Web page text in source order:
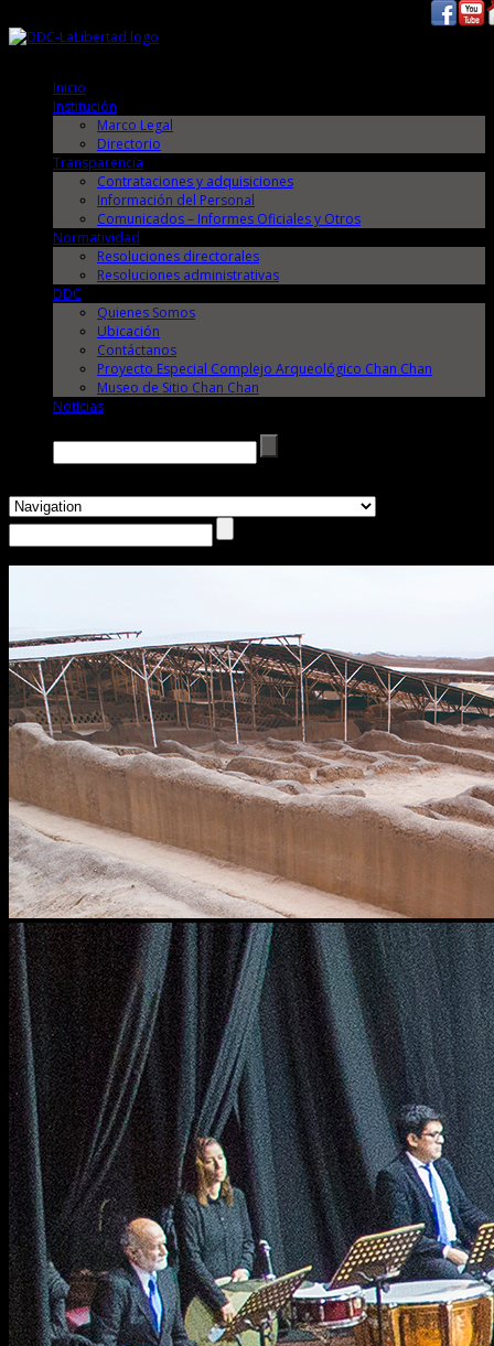
Inicio
Institución
Marco Legal
Directorio
Transparencia
Contrataciones y adquisiciones
Información del Personal
Comunicados – Informes Oficiales y Otros
Normatividad
Resoluciones directorales
Resoluciones administrativas
DDC
Quienes Somos
Ubicación
Contáctanos
Proyecto Especial Complejo Arqueológico Chan Chan
Museo de Sitio Chan Chan
Noticias